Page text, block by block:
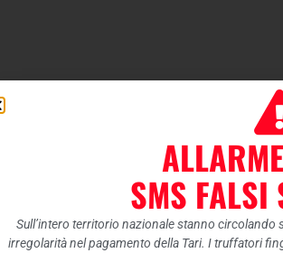
SMS FALSI
Sull’intero territorio nazionale stanno
irregolarità nel pagamento della Tari. I truffatori